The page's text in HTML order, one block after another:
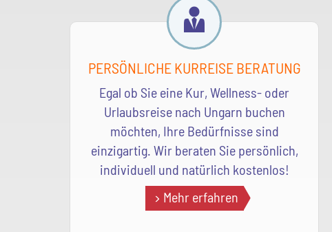
PERSÖNLICHE KURREISE BERATUNG
Egal ob Sie eine Kur, Wellness- oder
Urlaubsreise nach Ungarn buchen
möchten, Ihre Bedürfnisse sind
einzigartig. Wir beraten Sie persönlich,
individuell und natürlich kostenlos!
Mehr erfahren